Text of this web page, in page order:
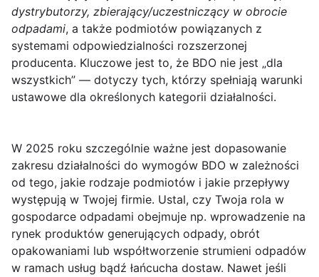
dystrybutorzy, zbierający/uczestniczący w obrocie
odpadami, a także podmiotów powiązanych z
systemami odpowiedzialności rozszerzonej
producenta. Kluczowe jest to, że BDO nie jest „dla
wszystkich” — dotyczy tych, którzy spełniają warunki
ustawowe dla określonych kategorii działalności.
W 2025 roku szczególnie ważne jest dopasowanie
zakresu działalności do wymogów BDO w zależności
od tego, jakie rodzaje podmiotów i jakie przepływy
występują w Twojej firmie. Ustal, czy Twoja rola w
gospodarce odpadami obejmuje np. wprowadzenie na
rynek produktów generujących odpady, obrót
opakowaniami lub współtworzenie strumieni odpadów
w ramach usług bądź łańcucha dostaw. Nawet jeśli